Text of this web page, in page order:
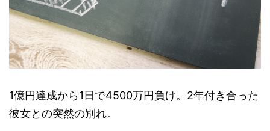
1億円達成から1日で4500万円負け。2年付き合った
彼女との突然の別れ。